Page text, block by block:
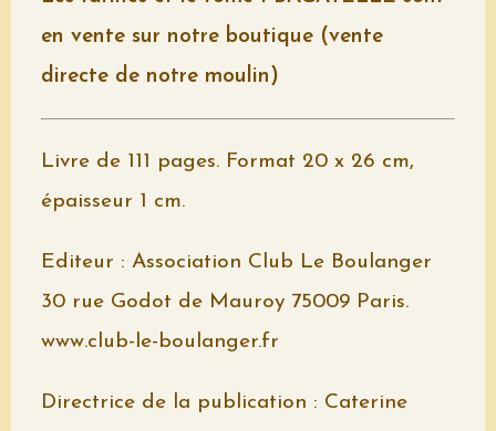
en vente sur notre boutique (vente
directe de notre moulin)
Livre de 111 pages. Format 20 x 26 cm,
épaisseur 1 cm.
Editeur : Association Club Le Boulanger
30 rue Godot de Mauroy 75009 Paris.
www.club-le-boulanger.fr
Directrice de la publication : Caterine